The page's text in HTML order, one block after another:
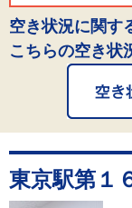
空き状況に関す
こちらの空き状
東京駅第１